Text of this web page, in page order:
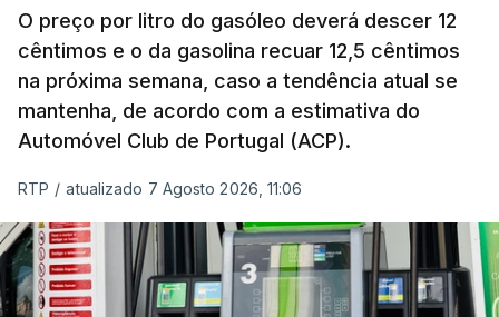
de um cabaz de produtos alimentares
comercializados internacionalmente, subiu para
131,1 pontos em julho, face aos 130,3 de junho.
O aumento dos preços dos alimentos básicos
nas prateleiras nos meses seguintes, à medida
que os fornecedores repercutem os seus
custos nos consumidores.
O preço por litro do gasóleo deverá descer 12
cêntimos e o da gasolina recuar 12,5 cêntimos
na próxima semana, caso a tendência atual se
mantenha, de acordo com a estimativa do
Automóvel Club de Portugal (ACP).
RTP / atualizado 7 Agosto 2026, 11:06